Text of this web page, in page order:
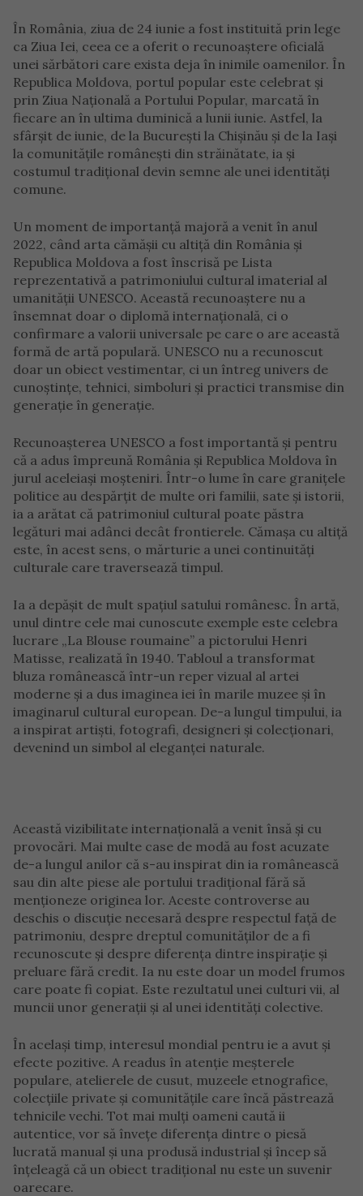
În România, ziua de 24 iunie a fost instituită prin lege
ca Ziua Iei, ceea ce a oferit o recunoaștere oficială
unei sărbători care exista deja în inimile oamenilor. În
Republica Moldova, portul popular este celebrat și
prin Ziua Națională a Portului Popular, marcată în
fiecare an în ultima duminică a lunii iunie. Astfel, la
sfârșit de iunie, de la București la Chișinău și de la Iași
la comunitățile românești din străinătate, ia și
costumul tradițional devin semne ale unei identități
comune.
Un moment de importanță majoră a venit în anul
2022, când arta cămășii cu altiță din România și
Republica Moldova a fost înscrisă pe Lista
reprezentativă a patrimoniului cultural imaterial al
umanității UNESCO. Această recunoaștere nu a
însemnat doar o diplomă internațională, ci o
confirmare a valorii universale pe care o are această
formă de artă populară. UNESCO nu a recunoscut
doar un obiect vestimentar, ci un întreg univers de
cunoștințe, tehnici, simboluri și practici transmise din
generație în generație.
Recunoașterea UNESCO a fost importantă și pentru
că a adus împreună România și Republica Moldova în
jurul aceleiași moșteniri. Într-o lume în care granițele
politice au despărțit de multe ori familii, sate și istorii,
ia a arătat că patrimoniul cultural poate păstra
legături mai adânci decât frontierele. Cămașa cu altiță
este, în acest sens, o mărturie a unei continuități
culturale care traversează timpul.
Ia a depășit de mult spațiul satului românesc. În artă,
unul dintre cele mai cunoscute exemple este celebra
lucrare „La Blouse roumaine” a pictorului Henri
Matisse, realizată în 1940. Tabloul a transformat
bluza românească într-un reper vizual al artei
moderne și a dus imaginea iei în marile muzee și în
imaginarul cultural european. De-a lungul timpului, ia
a inspirat artiști, fotografi, designeri și colecționari,
devenind un simbol al eleganței naturale.
Această vizibilitate internațională a venit însă și cu
provocări. Mai multe case de modă au fost acuzate
de-a lungul anilor că s-au inspirat din ia românească
sau din alte piese ale portului tradițional fără să
menționeze originea lor. Aceste controverse au
deschis o discuție necesară despre respectul față de
patrimoniu, despre dreptul comunităților de a fi
recunoscute și despre diferența dintre inspirație și
preluare fără credit. Ia nu este doar un model frumos
care poate fi copiat. Este rezultatul unei culturi vii, al
muncii unor generații și al unei identități colective.
În același timp, interesul mondial pentru ie a avut și
efecte pozitive. A readus în atenție meșterele
populare, atelierele de cusut, muzeele etnografice,
colecțiile private și comunitățile care încă păstrează
tehnicile vechi. Tot mai mulți oameni caută ii
autentice, vor să învețe diferența dintre o piesă
lucrată manual și una produsă industrial și încep să
înțeleagă că un obiect tradițional nu este un suvenir
oarecare.